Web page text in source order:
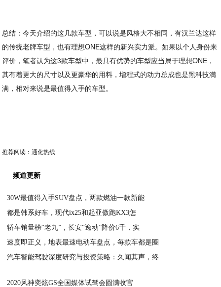
总结：今天介绍的这几款车型，可以说是风格大不相同，有汉兰达这样
的传统老牌车型，也有理想ONE这样的新兴实力派。如果以个人身份来
评价，笔者认为这3款车型中，最具有优势的车型应当属于理想ONE，
其有着更大的尺寸以及更豪华的用料，增程式的动力总成也是黑科技满
满，相对来说是最值得入手的车型。
推荐阅读：通化热线
频道更新
30W最值得入手SUV盘点，两款燃油一款新能
都是韩系好车，现代ix25和起亚傲跑KX3怎
轿车销量榜“老九”，长安“逸动”降价6千，实
速度即正义，地表最速电动车盘点，每款车都是圈
汽车智能驾驶深度研究与投资策略：久闻其声，终
2020风神奕炫GS全国媒体试驾会圆满收官